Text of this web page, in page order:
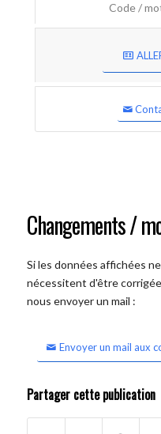
Code /
Changements /
Si les données affichées
nécessitent d'être
nous envoyer un mail :
Envoyer un mail aux
Partager cette publication